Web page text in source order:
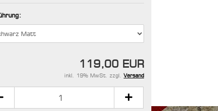
119,00 EUR
inkl. 19% MwSt. zzgl. Versand